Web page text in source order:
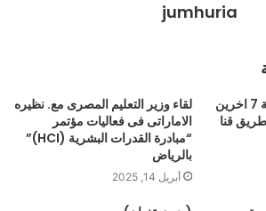
jumhuria
مصرع 4 اشخاص وإصابة 7 اخرين
قنا
لقاء وزير التعليم المصرى مع. نظيره
الاماراتى فى فعاليات مؤتمر
“مبادرة القدرات البشرية (HCI)”
بالرياض
أبريل 14, 2025